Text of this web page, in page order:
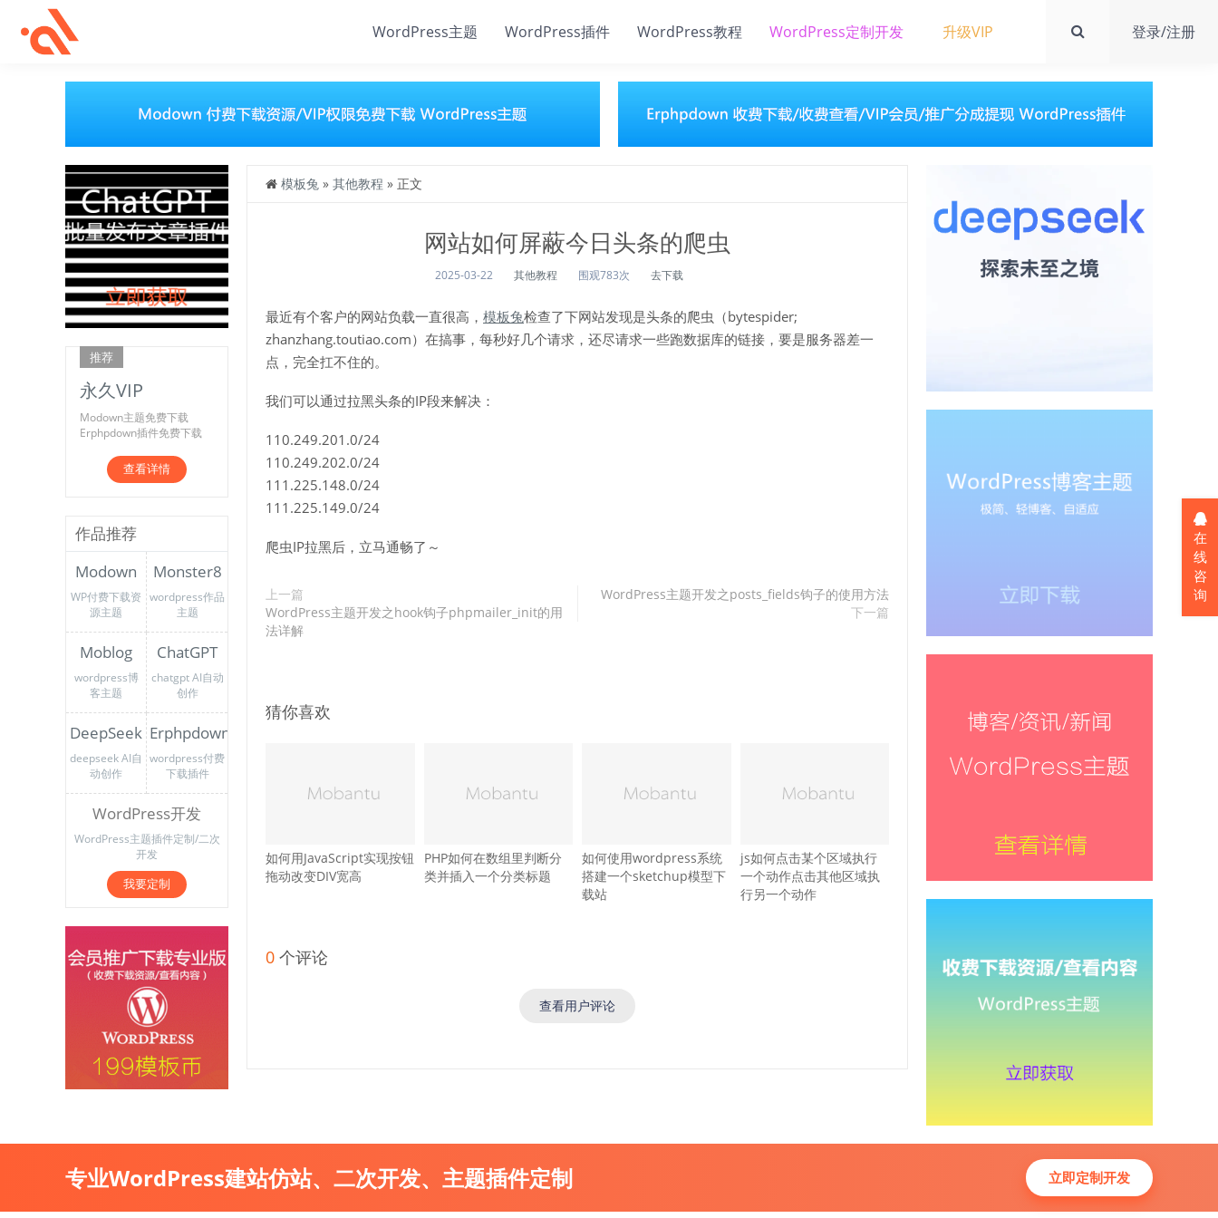
WordPress主题 WordPress插件 WordPress教程 WordPress定制开发 升级VIP 登录/注册
模板兔 » 其他教程 » 正文
网站如何屏蔽今日头条的爬虫
2025-03-22 其他教程 围观783次 去下载
最近有个客户的网站负载一直很高， 模板兔检查了下网站发现是头条的爬虫（bytespider;
zhanzhang.toutiao.com）在搞事，每秒好几个请求，还尽请求一些跑数据库的链接，要是服务器差一
点，完全扛不住的。
我们可以通过拉黑头条的IP段来解决：
110.249.201.0/24
110.249.202.0/24
111.225.148.0/24
111.225.149.0/24
爬虫IP拉黑后，立马通畅了～
上一篇
WordPress主题开发之hook钩子phpmailer_init的用
法详解
WordPress主题开发之posts_fields钩子的使用方法
下一篇
猜你喜欢
如何用JavaScript实现按钮
拖动改变DIV宽高
PHP如何在数组里判断分
类并插入一个分类标题
如何使用wordpress系统
搭建一个sketchup模型下
载站
js如何点击某个区域执行
一个动作点击其他区域执
行另一个动作
0 个评论
查看用户评论
推荐
永久VIP
Modown主题免费下载
Erphpdown插件免费下载
查看详情
作品推荐
Modown
WP付费下载资
源主题
Monster8
wordpress作品
主题
Moblog
wordpress博
客主题
ChatGPT
chatgpt AI自动
创作
DeepSeek
deepseek AI自
动创作
Erphpdown
wordpress付费
下载插件
WordPress开发
WordPress主题插件定制/二次
开发
我要定制
专业WordPress建站仿站、二次开发、主题插件定制 立即定制开发
在
线
咨
询